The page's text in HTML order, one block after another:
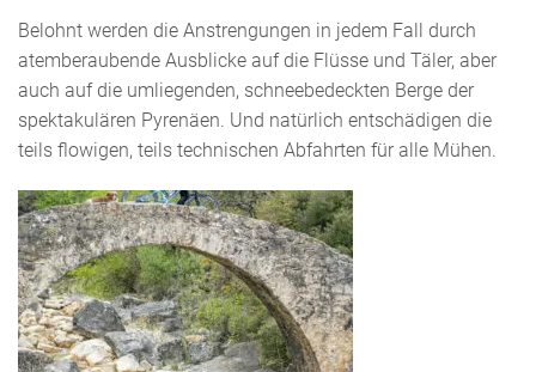
Belohnt werden die Anstrengungen in jedem Fall durch
atemberaubende Ausblicke auf die Flüsse und Täler, aber
auch auf die umliegenden, schneebedeckten Berge der
spektakulären Pyrenäen. Und natürlich entschädigen die
teils flowigen, teils technischen Abfahrten für alle Mühen.